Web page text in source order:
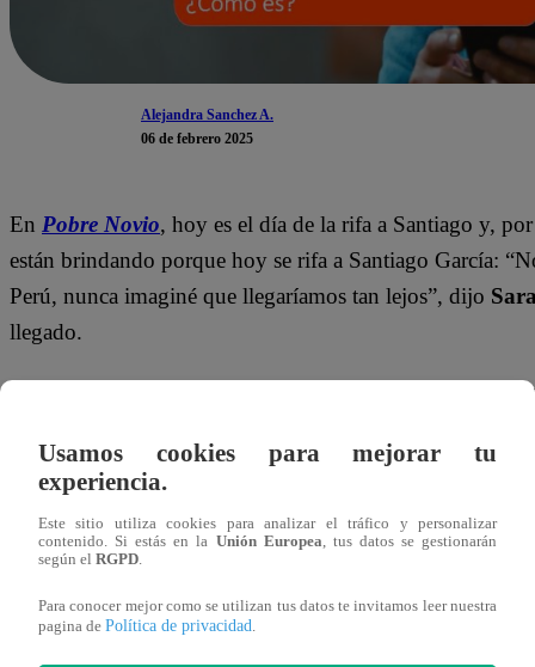
Alejandra Sanchez A.
06 de febrero 2025
En Pobre Novio, hoy es el día de la rifa a Santiago y,
están brindando porque hoy se rifa a Santiago García:
Perú, nunca imaginé que llegaríamos tan lejos”, dijo
llegado.
, sabía que esta era una gran idea y
Luego de eso, llegó
cuandoEduardodijo: “Señores, hoy se rifa novio,
celebración.
Eduardoestará feliz por la empresa o porqueSantiago
Usamos cookies para mejorar tu
experiencia.
Este sitio utiliza cookies para analizar el tráfico y personalizar
contenido. Si estás en la Unión Europea, tus datos se gestionarán
según el RGPD.
Para conocer mejor como se utilizan tus datos te invitamos leer nuestra
pagina de Política de privacidad.